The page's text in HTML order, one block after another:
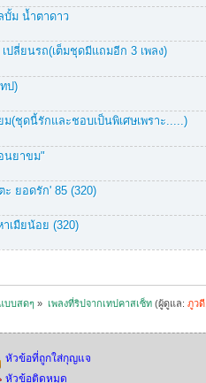
บั้ม น้ำตาดาว
ปลี่ยนรถ(เต็มชุดมีแถมอีก 3 เพลง)
ป)
(ชุดนี้รักและชอบเป็นพิเศษเพราะ.....)
นยาขม"
ะ ยอดรัก' 85 (320)
เมืยน้อย (320)
บบสดๆ » เพลงที่ริปจากเทปคาสเซ็ท(ผู้ดูแล: ภูวดี,
หัวข้อที่ถูกใส่กุญแจ
หัวข้อติดหมุด